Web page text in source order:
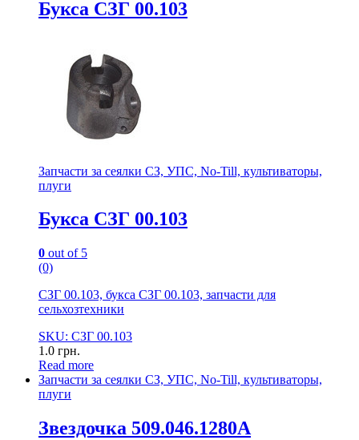
Букса СЗГ 00.103
Запчасти за сеялки СЗ, УПС, No-Till, культиваторы,
плуги
Букса СЗГ 00.103
0 out of 5
(0)
СЗГ 00.103, букса СЗГ 00.103, запчасти для
сельхозтехники
SKU: СЗГ 00.103
1.0 грн.
Read more
Запчасти за сеялки СЗ, УПС, No-Till, культиваторы,
плуги
Звездочка 509.046.1280А